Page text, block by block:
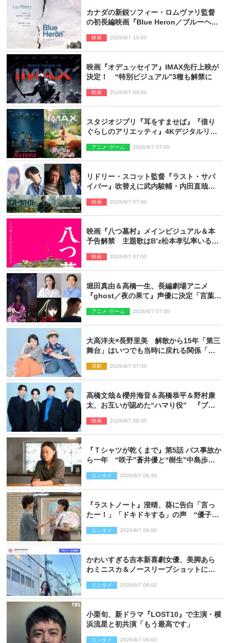
カナダの新鋭ソフィー・ロムヴァリ監督
の初長編映画『Blue Heron／ブルーヘロ
映画 2026/8/7 10:00
映画『オデュッセイア』IMAX先行上映が
決定！ “特別ビジュアル”3種も解禁に
映画 2026/8/7 09:00
スタジオジブリ『耳をすませば』『借り
ぐらしのアリエッティ』4Kデジタルリマ
アニメ･ゲーム 2026/8/7 07:00
リドリー・スコット監督『ラスト・サバ
イバー』吹替えに武内駿輔・内田直哉・
結！
映画 2026/8/7 07:00
映画『八つ墓村』メインビジュアル＆本
予告解禁 主題歌はB’z松本孝弘率いる
映画 2026/8/7 07:00
堀田真由＆高橋一生、長編劇場アニメ
『ghost／夜の果て』声優に決定「言葉に
た」
アニメ･ゲーム 2026/8/7 07:00
大高洋夫×長野里美 解散から15年「第三
舞台」はいつでも当時に戻れる関係「や
演劇 2026/8/7 07:00
高橋文哉＆櫻井海音＆高橋恭平＆野村康
太、お互いが認めた“ハマり役” 『ブル
映画 2026/8/7 06:30
『Ｔシャツが乾くまで』第5話 バス事故か
ら一年 “咲子”蒼井優と“樹生”中島歩は
エンタメ 2026/8/7 06:30
『ラストノート』澄晴、葵に告白「言っ
たー！」「ドキドキする」の声 “優子劇
エンタメ 2026/8/7 06:00
かわいすぎる吉本新喜劇女優、美脚あら
わミニスカ＆ノースリーブショットに反
エンタメ 2026/8/7 06:00
小栗旬、新ドラマ『LOST10』で主演・横
浜流星と初共演「もう最高です」
エンタメ 2026/8/7 06:00